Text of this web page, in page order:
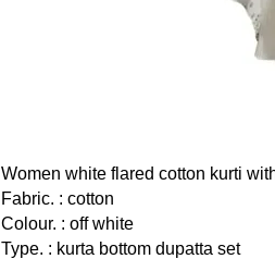
Women white flared cotton kurti
Fabric. : cotton
Colour. : off white
Type. : kurta bottom dupatta set